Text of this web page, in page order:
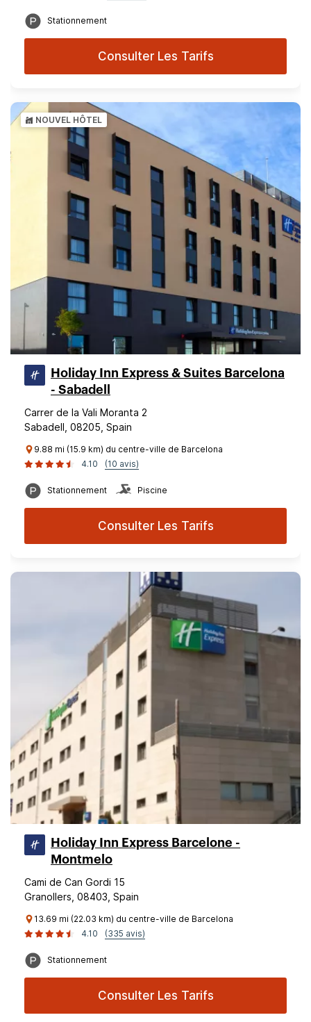
Stationnement
Consulter Les Tarifs
NOUVEL HÔTEL
Holiday Inn Express & Suites Barcelona
- Sabadell
Carrer de la Vali Moranta 2
Sabadell, 08205, Spain
9.88 mi (15.9 km) du centre-ville de Barcelona
4.10
(10 avis)
Stationnement Piscine
Consulter Les Tarifs
Holiday Inn Express Barcelone -
Montmelo
Cami de Can Gordi 15
Granollers, 08403, Spain
13.69 mi (22.03 km) du centre-ville de Barcelona
4.10
(335 avis)
Stationnement
Consulter Les Tarifs